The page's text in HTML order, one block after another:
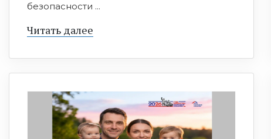
безопасности ...
Читать далее